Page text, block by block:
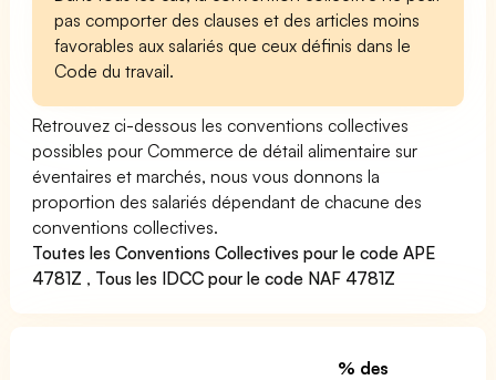
pas comporter des clauses et des articles moins
favorables aux salariés que ceux définis dans le
Code du travail.
Retrouvez ci-dessous les conventions collectives
possibles pour Commerce de détail alimentaire sur
éventaires et marchés, nous vous donnons la
proportion des salariés dépendant de chacune des
conventions collectives.
Toutes les Conventions Collectives pour le code APE
4781Z , Tous les IDCC pour le code NAF 4781Z
% des